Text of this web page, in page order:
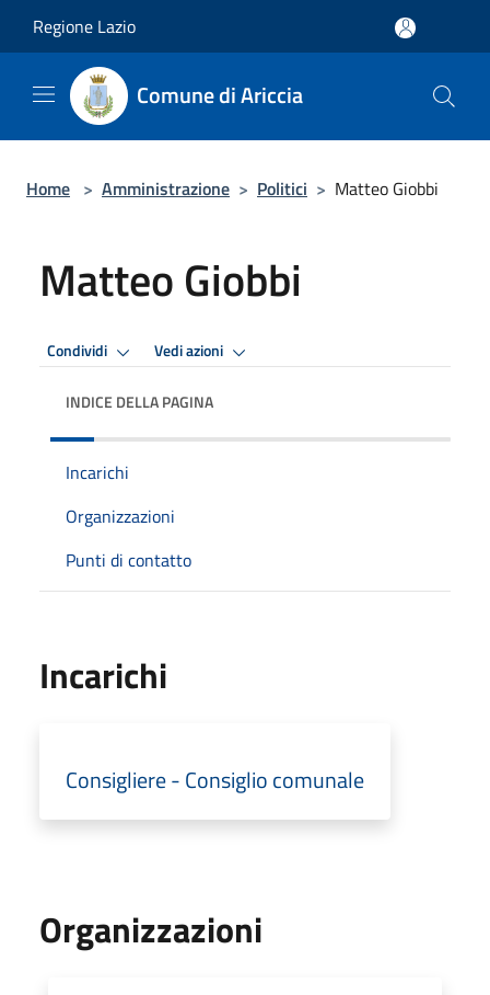
Regione Lazio
Comune di Ariccia
Home > Amministrazione > Politici > Matteo Giobbi
Matteo Giobbi
Condividi Vedi azioni
INDICE DELLA PAGINA
Incarichi
Organizzazioni
Punti di contatto
Incarichi
Consigliere - Consiglio comunale
Organizzazioni